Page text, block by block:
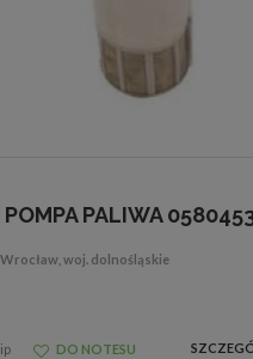
PALIWA
Wrocław, woj. dolnośląskie
DO NOTESU